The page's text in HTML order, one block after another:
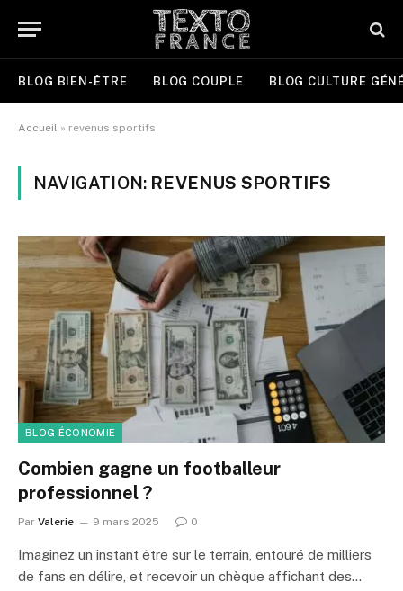
BLOG BIEN-ÊTRE BLOG COUPLE BLOG CULTURE
Accueil » revenus sportifs
NAVIGATION: REVENUS SPORTIFS
BLOG ÉCONOMIE
Combien gagne un footballeur
professionnel ?
Par Valerie 9 mars 2025 0
Imaginez un instant être sur le terrain, entouré de milliers
de fans en délire, et recevoir un chèque affichant des…